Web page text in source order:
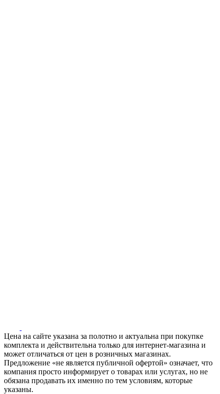
Цена на сайте указана за полотно и актуальна при покупке
комплекта и действительна только для интернет-магазина и
может отличаться от цен в розничных магазинах.
Предложение «не является публичной офертой» означает, что
компания просто информирует о товарах или услугах, но не
обязана продавать их именно по тем условиям, которые
указаны.